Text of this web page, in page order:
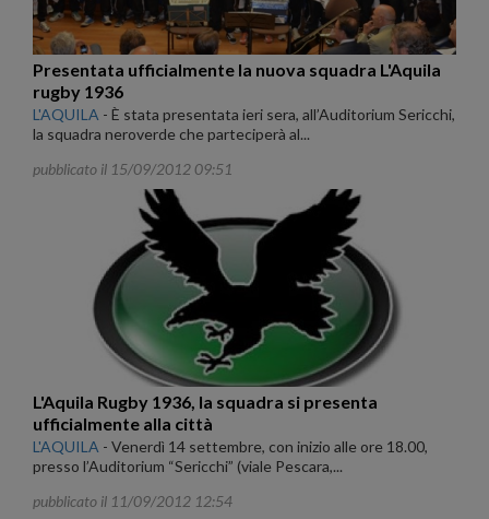
Presentata ufficialmente la nuova squadra L'Aquila
rugby 1936
L'AQUILA - È stata presentata ieri sera, all’Auditorium Sericchi,
la squadra neroverde che parteciperà al...
pubblicato il 15/09/2012 09:51
L'Aquila Rugby 1936, la squadra si presenta
ufficialmente alla città
L'AQUILA - Venerdì 14 settembre, con inizio alle ore 18.00,
presso l’Auditorium “Sericchi” (viale Pescara,...
pubblicato il 11/09/2012 12:54